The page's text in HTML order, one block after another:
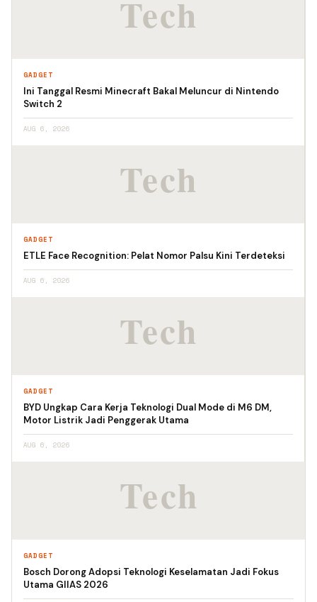
GADGET
Ini Tanggal Resmi Minecraft Bakal Meluncur di Nintendo
Switch 2
AUG 6, 2026
GADGET
ETLE Face Recognition: Pelat Nomor Palsu Kini Terdeteksi
AUG 6, 2026
GADGET
BYD Ungkap Cara Kerja Teknologi Dual Mode di M6 DM,
Motor Listrik Jadi Penggerak Utama
AUG 6, 2026
GADGET
Bosch Dorong Adopsi Teknologi Keselamatan Jadi Fokus
Utama GIIAS 2026